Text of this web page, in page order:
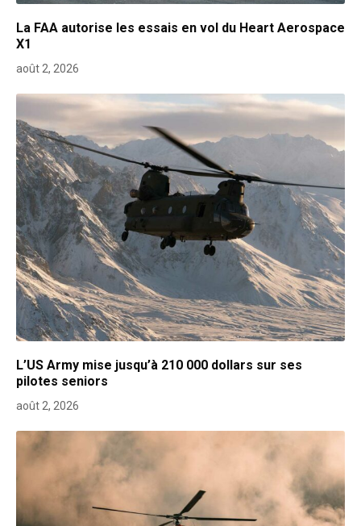
La FAA autorise les essais en vol du Heart Aerospace
X1
août 2, 2026
L’US Army mise jusqu’à 210 000 dollars sur ses
pilotes seniors
août 2, 2026